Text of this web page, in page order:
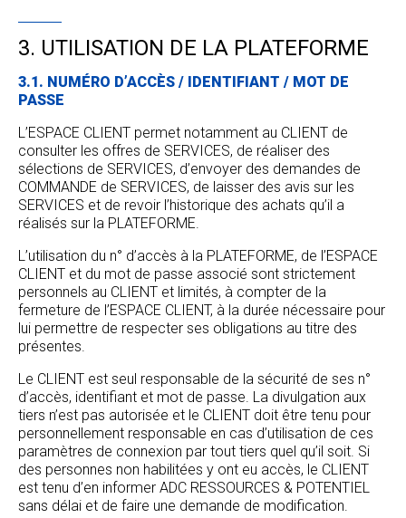
3. UTILISATION DE LA PLATEFORME
3.1. NUMÉRO D’ACCÈS / IDENTIFIANT / MOT DE
PASSE
L’ESPACE CLIENT permet notamment au CLIENT de
consulter les offres de SERVICES, de réaliser des
sélections de SERVICES, d’envoyer des demandes de
COMMANDE de SERVICES, de laisser des avis sur les
SERVICES et de revoir l’historique des achats qu’il a
réalisés sur la PLATEFORME.
L’utilisation du n° d’accès à la PLATEFORME, de l’ESPACE
CLIENT et du mot de passe associé sont strictement
personnels au CLIENT et limités, à compter de la
fermeture de l’ESPACE CLIENT, à la durée nécessaire pour
lui permettre de respecter ses obligations au titre des
présentes.
Le CLIENT est seul responsable de la sécurité de ses n°
d’accès, identifiant et mot de passe. La divulgation aux
tiers n’est pas autorisée et le CLIENT doit être tenu pour
personnellement responsable en cas d’utilisation de ces
paramètres de connexion par tout tiers quel qu’il soit. Si
des personnes non habilitées y ont eu accès, le CLIENT
est tenu d’en informer ADC RESSOURCES & POTENTIEL
sans délai et de faire une demande de modification.